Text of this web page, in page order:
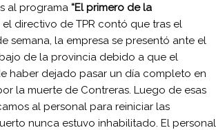
al programa “El primero de la
el directivo de TPR contó que tras el
semana, la empresa se presentó ante el
de la provincia debido a que el
haber dejado pasar un día completo en
la muerte de Contreras. Luego de esas
al personal para reiniciar las
nunca estuvo inhabilitado. El personal